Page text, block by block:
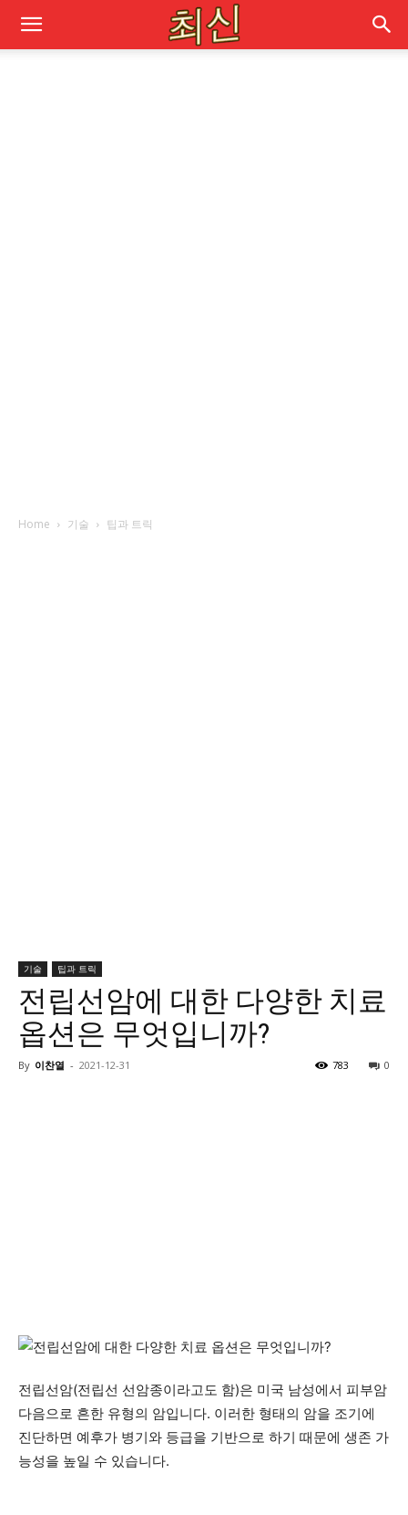
Home 기술 팁과 트릭
기술 팁과 트릭
전립선암에 대한 다양한 치료
옵션은 무엇입니까?
By 이찬열 - 2021-12-31 0
783
전립선암(전립선 선암종이라고도 함)은 미국 남성에서 피부암
다음으로 흔한 유형의 암입니다. 이러한 형태의 암을 조기에
진단하면 예후가 병기와 등급을 기반으로 하기 때문에 생존 가
능성을 높일 수 있습니다.